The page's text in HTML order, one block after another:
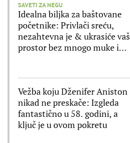
SAVETI ZA NEGU
Idealna biljka za baštovane
početnike: Privlači sreću,
nezahtevna je & ukrasiće vaš
prostor bez mnogo muke i
Vežba koju Dženifer Aniston
nikad ne preskače: Izgleda
fantastično u 58. godini, a
ključ je u ovom pokretu